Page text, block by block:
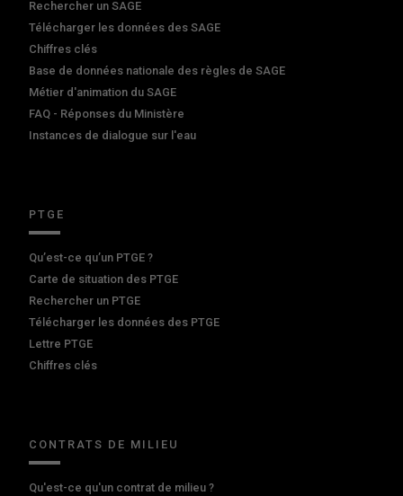
Rechercher un SAGE
Télécharger les données des SAGE
Chiffres clés
Base de données nationale des règles de SAGE
Métier d'animation du SAGE
FAQ - Réponses du Ministère
Instances de dialogue sur l'eau
PTGE
Qu’est-ce qu’un PTGE ?
Carte de situation des PTGE
Rechercher un PTGE
Télécharger les données des PTGE
Lettre PTGE
Chiffres clés
CONTRATS DE MILIEU
Qu'est-ce qu'un contrat de milieu ?